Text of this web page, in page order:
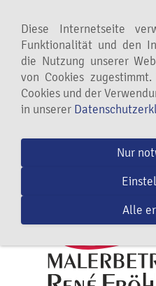
Diese Internetseite
Funktionalität und den
die Nutzung unserer
von Cookies
Cookies und der
in unserer
Nur
Alle